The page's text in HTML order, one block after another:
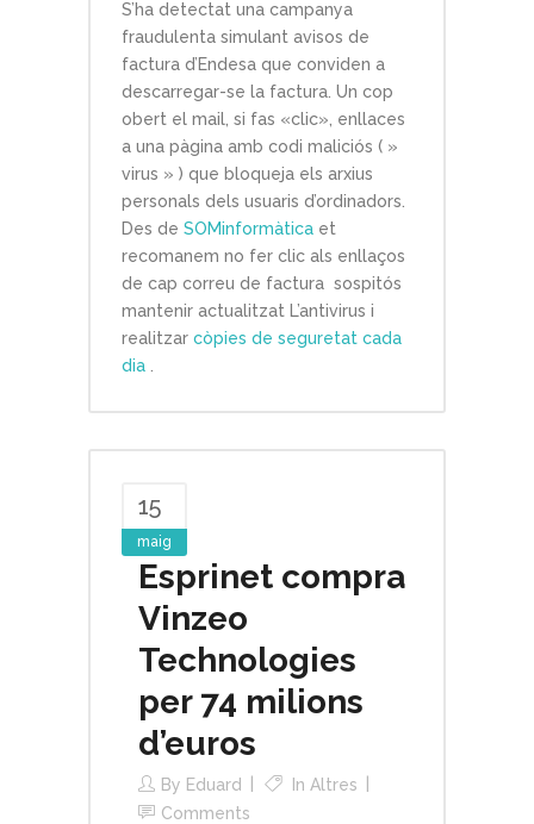
S’ha detectat una campanya
fraudulenta simulant avisos de
factura d’Endesa que conviden a
descarregar-se la factura. Un cop
obert el mail, si fas «clic», enllaces
a una pàgina amb codi maliciós ( »
virus » ) que bloqueja els arxius
personals dels usuaris d’ordinadors.
Des de SOMinformàtica et
recomanem no fer clic als enllaços
de cap correu de factura sospitós
mantenir actualitzat L’antivirus i
realitzar còpies de seguretat cada
dia
15
maig
Esprinet compra
Vinzeo
Technologies
per 74 milions
d’euros
By Eduard In Altres
Comments